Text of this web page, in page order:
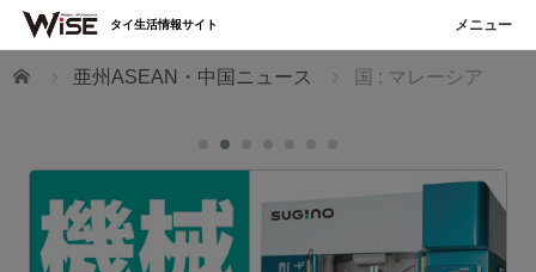
ホーム 亜州ASEAN・中国ニュース 国 : マレーシア
タイ生活情報サイト